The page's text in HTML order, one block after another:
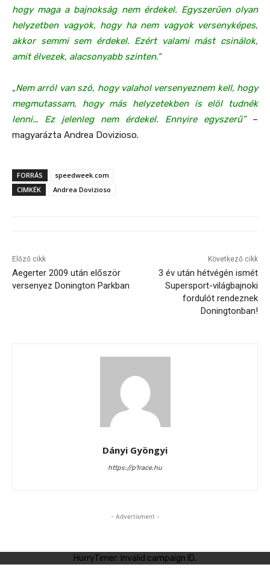
hogy maga a bajnokság nem érdekel. Egyszerűen olyan
helyzetben vagyok, hogy ha nem vagyok versenyképes,
akkor semmi sem érdekel. Ezért valami mást csinálok,
amit élvezek, alacsonyabb szinten.”
„Nem arról van szó, hogy valahol versenyeznem kell, hogy
megmutassam, hogy más helyzetekben is elöl tudnék
lenni… Ez jelenleg nem érdekel. Ennyire egyszerű”–
magyarázta Andrea Dovizioso.
FORRÁS
speedweek.com
CIMKÉK
Andrea Dovizioso
Előző cikk
Aegerter 2009 után először
versenyez Donington Parkban
Következő cikk
3 év után hétvégén ismét
Supersport-világbajnoki
fordulót rendeznek
Doningtonban!
Dányi Gyöngyi
https://p1race.hu
- Advertisment -